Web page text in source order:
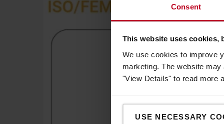
Consent
This website uses cookies,
We use cookies to improve
marketing. The website
"View Details" to read more
USE NECESSARY